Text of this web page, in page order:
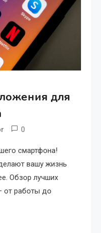
для
0
смартфона!
вашу жизнь
Обзор лучших
от работы до